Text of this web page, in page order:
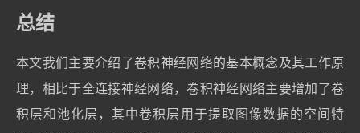
总结
本文我们主要介绍了卷积神经网络的基本概念及其工作原
理，相比于全连接神经网络，卷积神经网络主要增加了卷
积层和池化层，其中卷积层用于提取图像数据的空间特